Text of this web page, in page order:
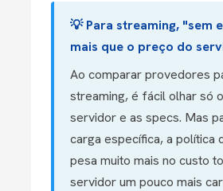
💡 Para streaming, "sem
mais que o preço do
Ao comparar provedores
streaming, é fácil olhar só
servidor e as specs. Mas
carga específica, a política
pesa muito mais no custo
servidor um pouco mais